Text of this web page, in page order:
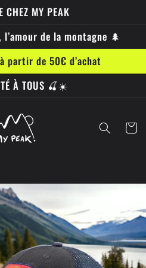
CHEZ MY PEAK
de la montagne 🌲
partir de 50€ d’achat
À TOUS 🍒☀️
Panier